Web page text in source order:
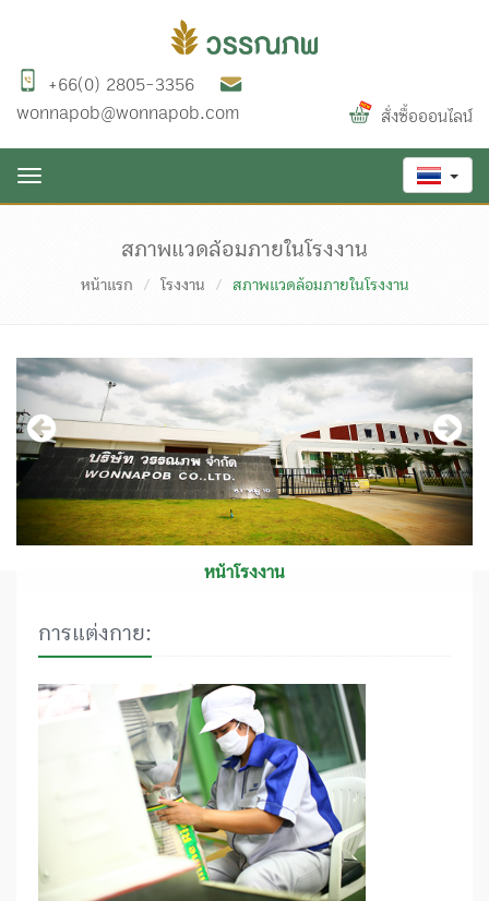
+66(0) 2805-3356
wonnapob@wonnapob.com
สั่งซื้อออนไลน์
Toggle
navigation
สภาพแวดล้อมภายในโรงงาน
หน้าแรก โรงงาน สภาพแวดล้อมภายในโรงงาน
หน้าโรงงาน
การแต่งกาย: